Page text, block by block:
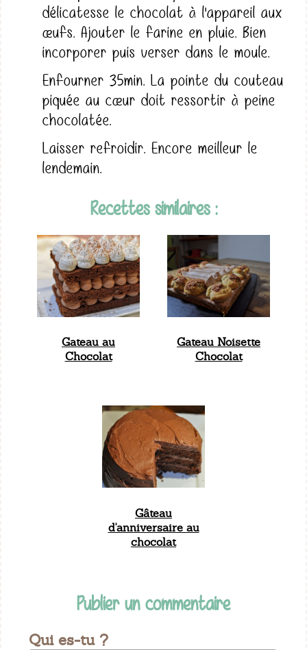
délicatesse le chocolat à l'appareil aux
œufs. Ajouter le farine en pluie. Bien
incorporer puis verser dans le moule.
Enfourner 35min. La pointe du couteau
piquée au cœur doit ressortir à peine
chocolatée.
Laisser refroidir. Encore meilleur le
lendemain.
Recettes similaires :
Gateau au
Chocolat
Gateau Noisette
Chocolat
Gâteau
d'anniversaire au
chocolat
Publier un commentaire
Qui es-tu ?